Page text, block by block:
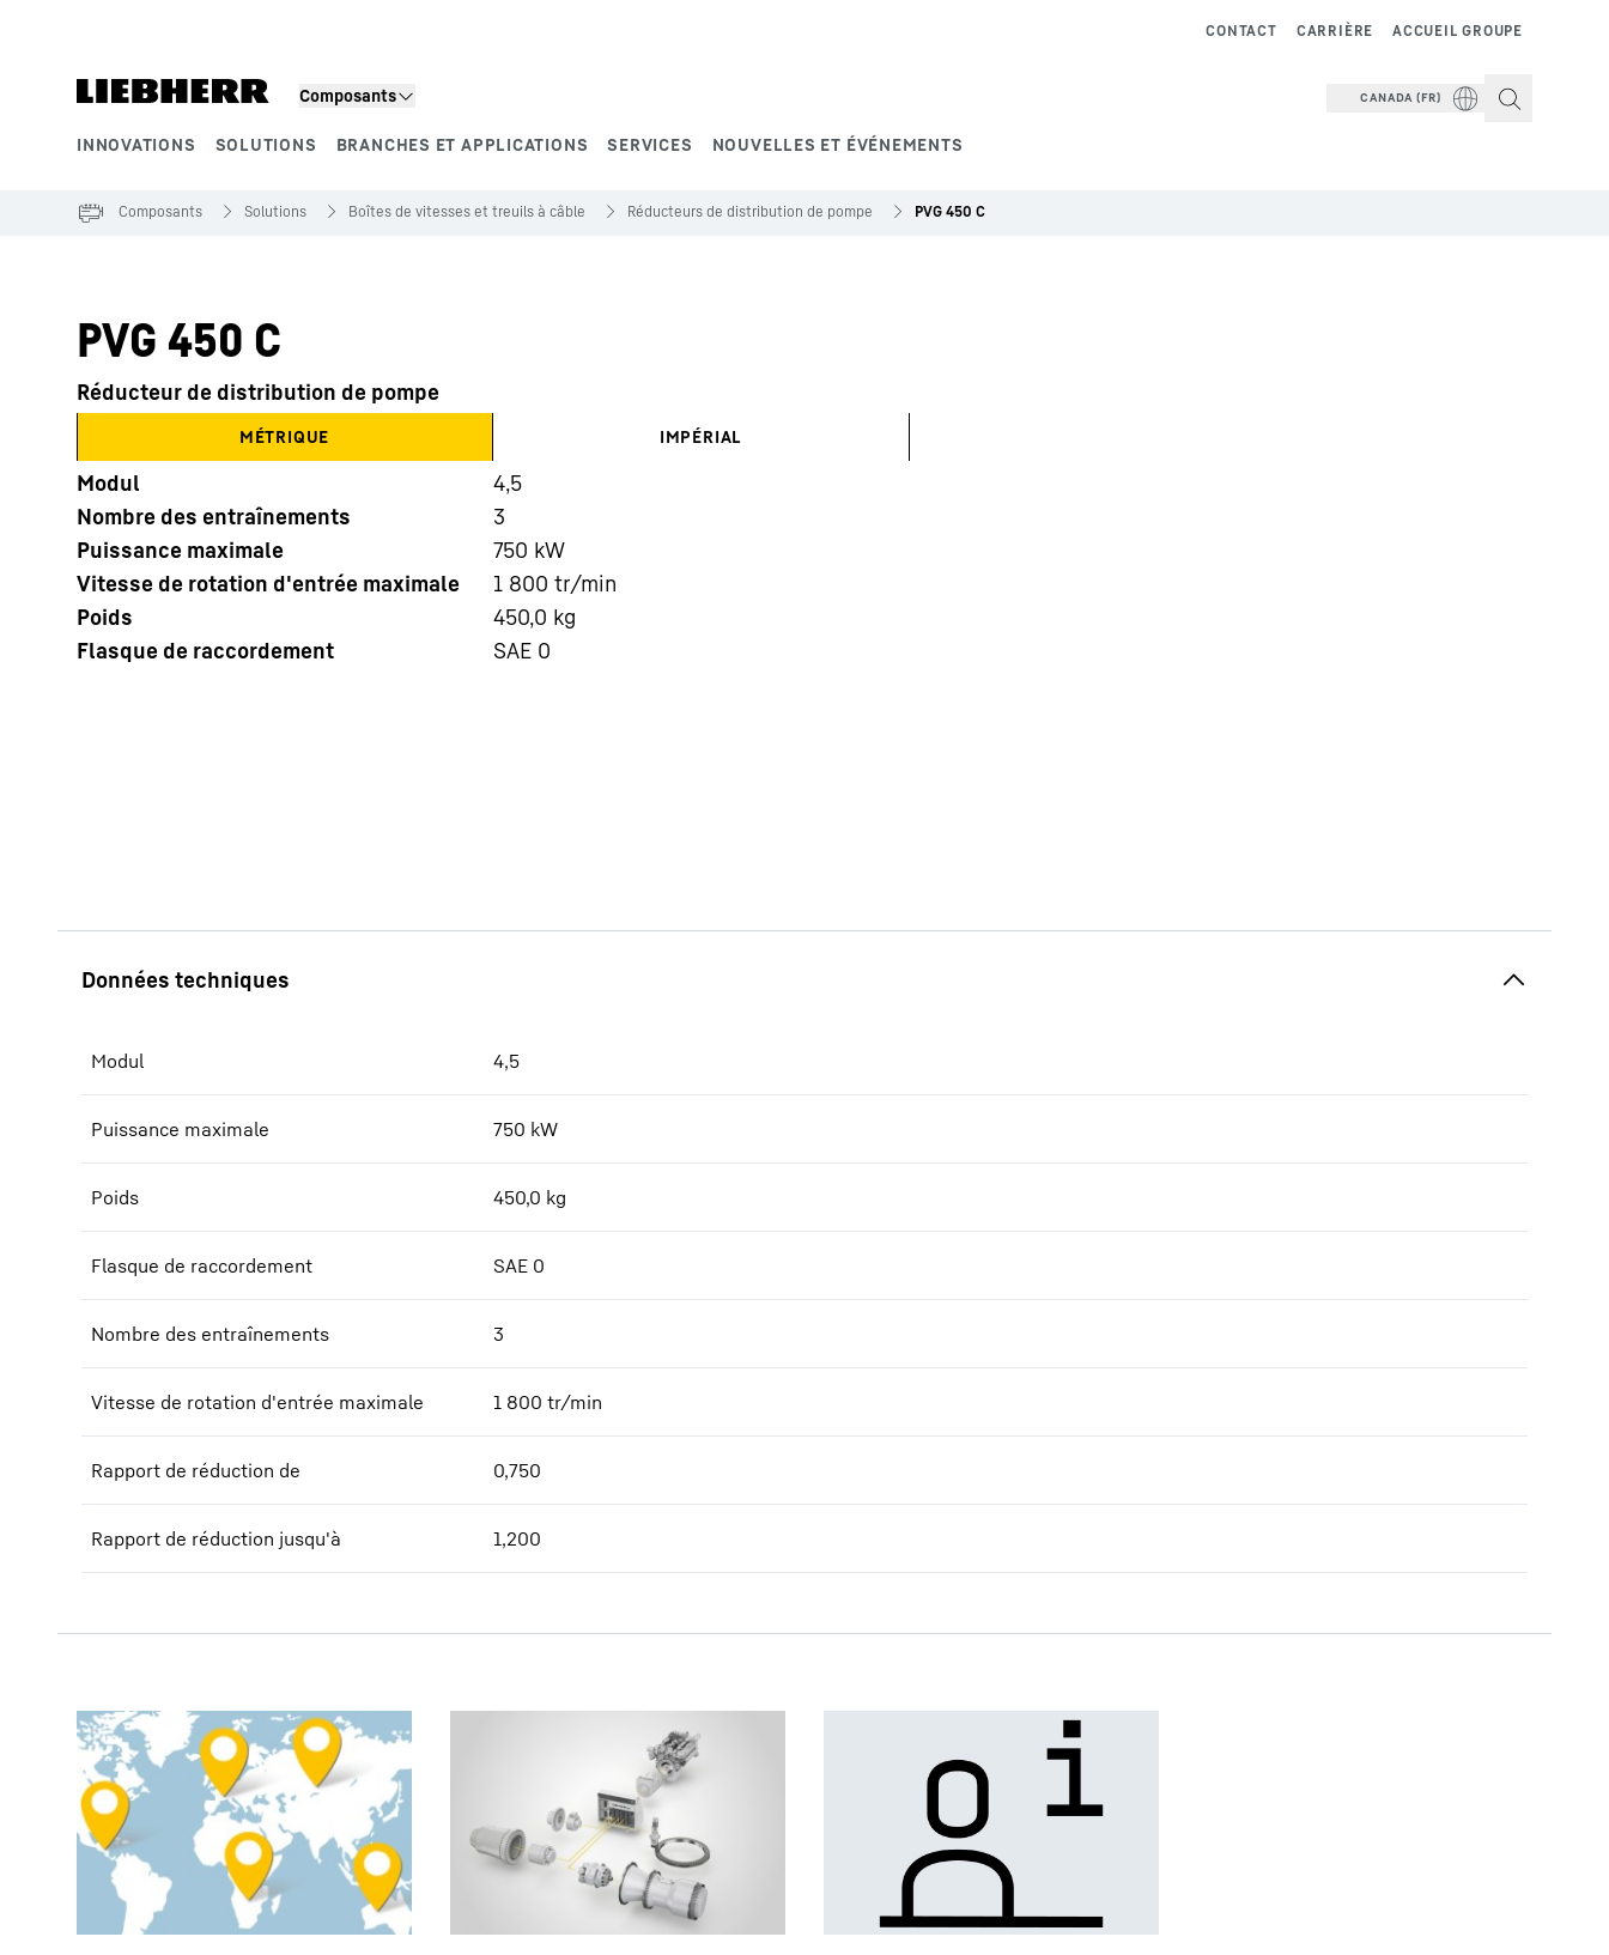
Composants
INNOVATIONS SOLUTIONS BRANCHES ET APPLICATIONS SERVICES NOUVELLES ET ÉVÉNEMENTS
ACCUEIL GROUPE
CARRIÈRE
CONTACT
CANADA (FR)
Composants Solutions Boîtes de vitesses et treuils à câble Réducteurs de distribution de pompe PVG 450 C
PVG 450 C
Réducteur de distribution de pompe
MÉTRIQUE IMPÉRIAL
Modul
4,5
Nombre des entraînements
3
Puissance maximale
750 kW
Vitesse de rotation d'entrée maximale
1 800 tr/min
Poids
450,0 kg
Flasque de raccordement
SAE 0
Modul 4,5
Puissance maximale 750 kW
Poids 450,0 kg
Flasque de raccordement SAE 0
Nombre des entraînements 3
Vitesse de rotation d'entrée maximale 1 800 tr/min
Rapport de réduction de 0,750
Rapport de réduction jusqu'à 1,200